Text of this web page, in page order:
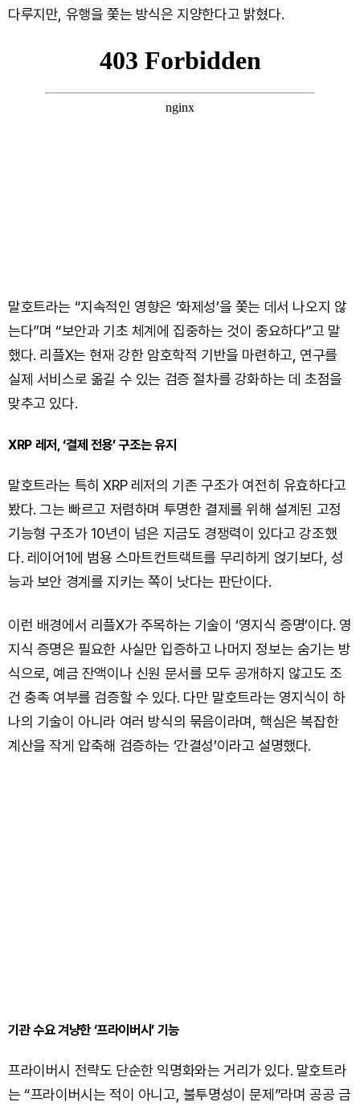
다루지만, 유행을 쫓는 방식은 지양한다고 밝혔다.
말호트라는 “지속적인 영향은 ‘화제성’을 쫓는 데서 나오지 않
는다”며 “보안과 기초 체계에 집중하는 것이 중요하다”고 말
했다. 리플X는 현재 강한 암호학적 기반을 마련하고, 연구를
실제 서비스로 옮길 수 있는 검증 절차를 강화하는 데 초점을
맞추고 있다.
XRP 레저, ‘결제 전용’ 구조는 유지
말호트라는 특히 XRP 레저의 기존 구조가 여전히 유효하다고
봤다. 그는 빠르고 저렴하며 투명한 결제를 위해 설계된 고정
기능형 구조가 10년이 넘은 지금도 경쟁력이 있다고 강조했
다. 레이어1에 범용 스마트컨트랙트를 무리하게 얹기보다, 성
능과 보안 경계를 지키는 쪽이 낫다는 판단이다.
이런 배경에서 리플X가 주목하는 기술이 ‘영지식 증명’이다. 영
지식 증명은 필요한 사실만 입증하고 나머지 정보는 숨기는 방
식으로, 예금 잔액이나 신원 문서를 모두 공개하지 않고도 조
건 충족 여부를 검증할 수 있다. 다만 말호트라는 영지식이 하
나의 기술이 아니라 여러 방식의 묶음이라며, 핵심은 복잡한
계산을 작게 압축해 검증하는 ‘간결성’이라고 설명했다.
기관 수요 겨냥한 ‘프라이버시’ 기능
프라이버시 전략도 단순한 익명화와는 거리가 있다. 말호트라
는 “프라이버시는 적이 아니고, 불투명성이 문제”라며 공공 금